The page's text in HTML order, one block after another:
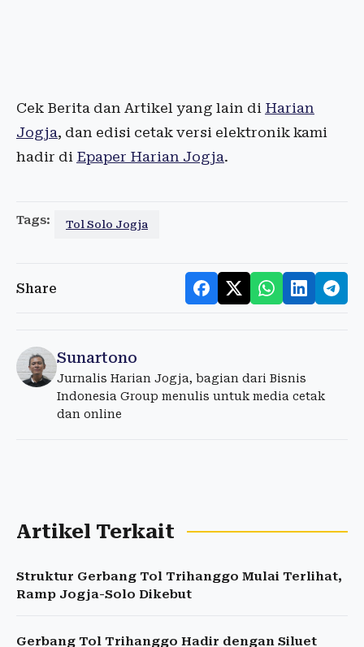
Cek Berita dan Artikel yang lain di Harian
Jogja, dan edisi cetak versi elektronik kami
hadir di Epaper Harian Jogja.
Tags: Tol Solo Jogja
Share
Sunartono
Jurnalis Harian Jogja, bagian dari Bisnis
Indonesia Group menulis untuk media cetak
dan online
Artikel Terkait
Struktur Gerbang Tol Trihanggo Mulai Terlihat,
Ramp Jogja-Solo Dikebut
Gerbang Tol Trihanggo Hadir dengan Siluet